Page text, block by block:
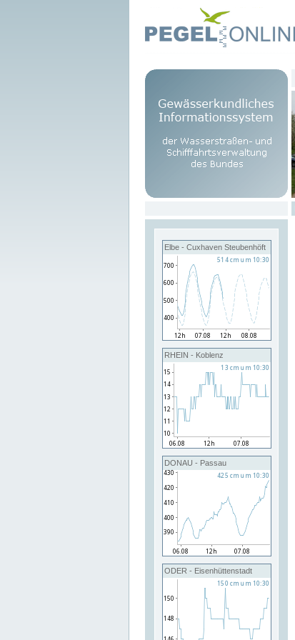
Elbe - Cuxhaven Steubenhöft
RHEIN - Koblenz
DONAU - Passau
ODER - Eisenhüttenstadt